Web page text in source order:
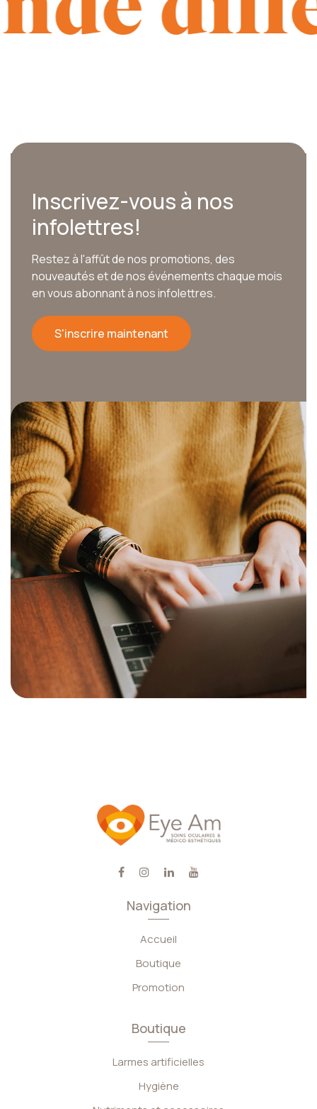
Inscrivez-vous à nos
infolettres!
Restez à l'affût de nos promotions, des
nouveautés et de nos événements chaque mois
en vous abonnant à nos infolettres.
S'inscrire maintenant
Navigation
Accueil
Boutique
Promotion
Boutique
Larmes artificielles
Hygiène